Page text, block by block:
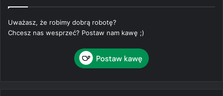
Uważasz, że robimy dobrą robotę?
Chcesz nas wesprzeć? Postaw nam kawę ;)